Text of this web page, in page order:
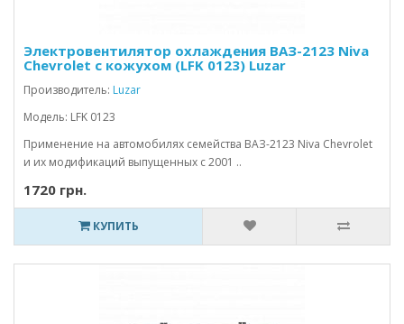
Электровентилятор охлаждения ВАЗ-2123 Niva
Chevrolet с кожухом (LFK 0123) Luzar
Производитель: Luzar
Модель: LFK 0123
Применение на автомобилях семейства ВАЗ-2123 Niva Chevrolet
и их модификаций выпущенных с 2001 ..
1720 грн.
КУПИТЬ